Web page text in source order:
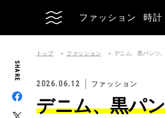
ファッション 時計
SHARE
トップ ファッション デニム、黒パンツ
2026.06.12 ファッション
デニム、黒パ